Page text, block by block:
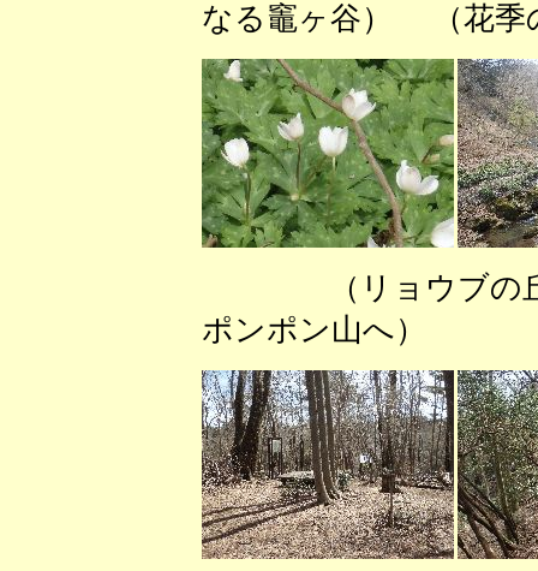
なる竈ヶ谷） （花季
（リョウブ
ポンポン山へ）